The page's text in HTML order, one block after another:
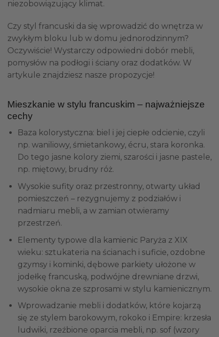
niezobowiązujący klimat.
Czy styl francuski da się wprowadzić do wnętrza w
zwykłym bloku lub w domu jednorodzinnym?
Oczywiście! Wystarczy odpowiedni dobór mebli,
pomysłów na podłogi i ściany oraz dodatków. W
artykule znajdziesz nasze propozycje!
Mieszkanie w stylu francuskim – najważniejsze
cechy
Baza kolorystyczna: biel i jej ciepłe odcienie, czyli
np. waniliowy, śmietankowy, écru, stara koronka.
Do tego jasne kolory ziemi, szarości i jasne pastele,
np. miętowy, brudny róż.
Wysokie sufity oraz przestronny, otwarty układ
pomieszczeń – rezygnujemy z podziałów i
nadmiaru mebli, a w zamian otwieramy
przestrzeń.
Elementy typowe dla kamienic Paryża z XIX
wieku: sztukateria na ścianach i suficie, ozdobne
gzymsy i kominki, dębowe parkiety ułożone w
jodełkę francuską, podwójne drewniane drzwi,
wysokie okna ze szprosami w stylu kamienicznym.
Wprowadzanie mebli i dodatków, które kojarzą
się ze stylem barokowym, rokoko i Empire: krzesła
ludwiki, rzeźbione oparcia mebli, np. sof (wzory